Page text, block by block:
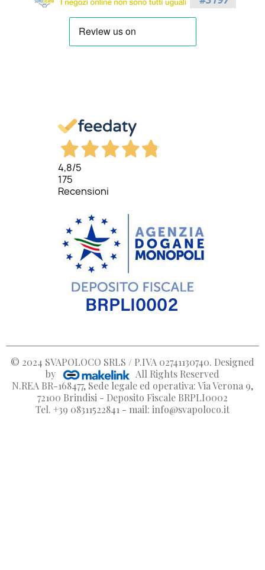
4,8/5
175
Recensioni
© 2024 SVAPOLOCO SRLS / P.IVA 02741130740. Designed
by
All Rights Reserved
N.REA BR-168477, Sede legale ed operativa: Via Verona 9,
72100 Brindisi - Deposito Fiscale BRPLI0002
Tel. +39 08311522841 - mail: info@svapoloco.it